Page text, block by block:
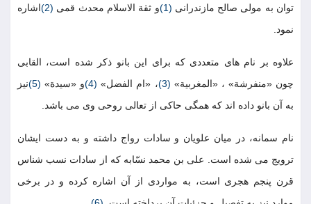
توان به مولى صالح مازندرانى (1) و ثقة الاسلام محدث قمى (2)
اشاره
نمود.
علاوه بر نام هاى متعددى كه براى اين بانو ذكر شده است، القابى
چون «منفرشة» ، «المغربية» (3) ، «ام الفضل» (4) و «سيدة» (5)
نيز
به آن بانو داده اند كه همگى حاكى از تعالى روحى وى مى باشد.
نام سمانه، در ميان علويان و سادات رواج داشته و به دست ايشان
ترويج مى شده است. على بن محمد نسّابه كه از سادات نسب شناس
قرن پنجم هجرى است، به مواردى از آن اشاره كرده و در برخى